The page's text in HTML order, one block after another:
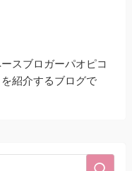
スブロガーパオピコ
紹介するブログで